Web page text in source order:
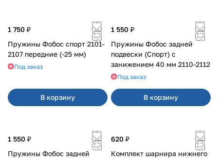
1 750 ₽
Пружины Фобос спорт 2101-
2107 передние (-25 мм)
Под заказ
В корзину
1 550 ₽
Пружины Фобос задней
подвески (Спорт) с
занижением 40 мм 2110-2112
Под заказ
В корзину
1 550 ₽
Пружины Фобос задней
620 ₽
Комплект шарнира нижнего